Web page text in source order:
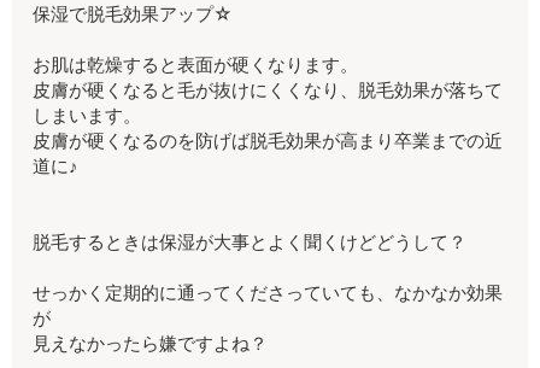
保湿で脱毛効果アップ☆
お肌は乾燥すると表面が硬くなります。
皮膚が硬くなると毛が抜けにくくなり、脱毛効果が落ちて
しまいます。
皮膚が硬くなるのを防げば脱毛効果が高まり卒業までの近
道に♪
脱毛するときは保湿が大事とよく聞くけどどうして？
せっかく定期的に通ってくださっていても、なかなか効果
が
見えなかったら嫌ですよね？